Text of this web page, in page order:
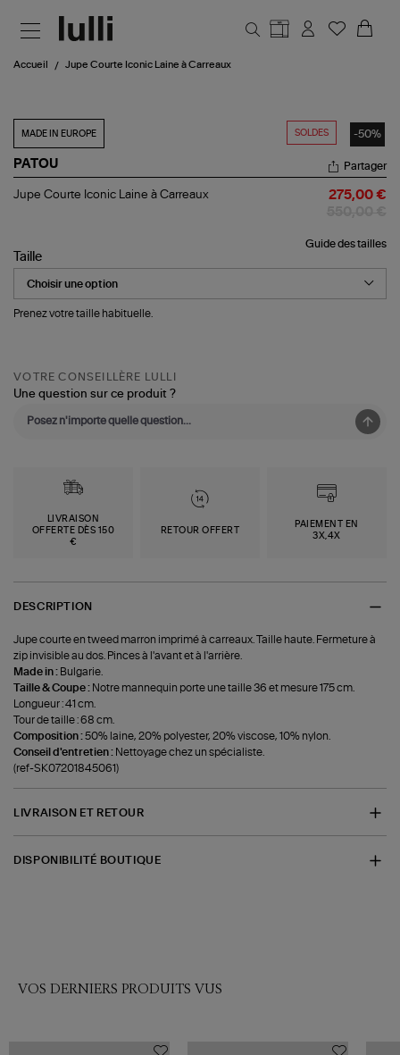
Accueil Jupe Courte Iconic Laine à Carreaux
SOLDES -50%
MADE IN EUROPE
PATOU
Jupe
à
Carreaux
Partager
Jupe Courte Iconic Laine à Carreaux 275,00 €
Guide des tailles
Taille
Prenez votre taille habituelle.
VOTRE CONSEILLÈRE LULLI
Une question sur ce produit ?
LIVRAISON
OFFERTE DÈS 150
€
RETOUR OFFERT
PAIEMENT EN
3X,4X
DESCRIPTION
Jupe courte en tweed marron imprimé à carreaux. Taille haute. Fermeture à
zip invisible au dos. Pinces à l'avant et à l'arrière.
Made in : Bulgarie.
Taille & Coupe : Notre mannequin porte une taille 36 et mesure 175 cm.
Longueur : 41 cm.
Tour de taille : 68 cm.
Composition :50% laine, 20% polyester, 20% viscose, 10% nylon.
Conseil d'entretien : Nettoyage chez un spécialiste.
(ref-SK07201845061)
LIVRAISON ET RETOUR
DISPONIBILITÉ BOUTIQUE
VOS DERNIERS PRODUITS VUS